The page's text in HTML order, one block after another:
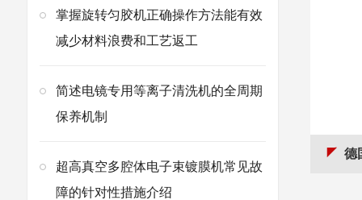
掌握旋转匀胶机正确操作方法能有效
减少材料浪费和工艺返工
简述电镜专用等离子清洗机的全周期
保养机制
超高真空多腔体电子束镀膜机常见故
障的针对性措施介绍
德国赛默飞